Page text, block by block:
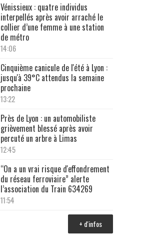
Vénissieux : quatre individus
interpellés après avoir arraché le
collier d’une femme à une station
de métro
14:06
Cinquième canicule de l'été à Lyon :
jusqu'à 39°C attendus la semaine
prochaine
13:22
Près de Lyon : un automobiliste
grièvement blessé après avoir
percuté un arbre à Limas
12:45
“On a un vrai risque d'effondrement
du réseau ferroviaire” alerte
l’association du Train 634269
11:54
+ d'infos